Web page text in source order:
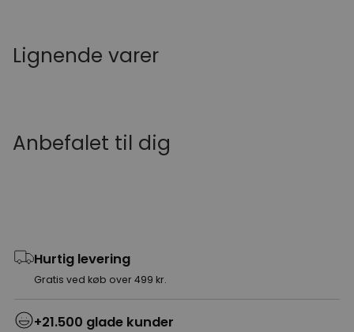
Lignende varer
Anbefalet til dig
Hurtig levering
Gratis ved køb over 499 kr.
+21.500 glade kunder